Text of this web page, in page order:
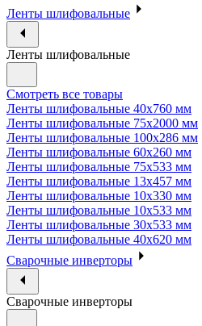
Ленты шлифовальные
Ленты шлифовальные
Смотреть все товары
Ленты шлифовальные 40х760 мм
Ленты шлифовальные 75х2000 мм
Ленты шлифовальные 100х286 мм
Ленты шлифовальные 60х260 мм
Ленты шлифовальные 75х533 мм
Ленты шлифовальные 13х457 мм
Ленты шлифовальные 10х330 мм
Ленты шлифовальные 10х533 мм
Ленты шлифовальные 30х533 мм
Ленты шлифовальные 40х620 мм
Сварочные инверторы
Сварочные инверторы